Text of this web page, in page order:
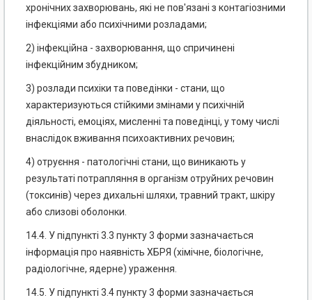
хронічних захворювань, які не пов'язані з контагіозними
інфекціями або психічними розладами;
2) інфекційна - захворювання, що спричинені
інфекційним збудником;
3) розлади психіки та поведінки - стани, що
характеризуються стійкими змінами у психічній
діяльності, емоціях, мисленні та поведінці, у тому числі
внаслідок вживання психоактивних речовин;
4) отруєння - патологічні стани, що виникають у
результаті потрапляння в організм отруйних речовин
(токсинів) через дихальні шляхи, травний тракт, шкіру
або слизові оболонки.
14.4. У підпункті 3.3 пункту 3 форми зазначається
інформація про наявність ХБРЯ (хімічне, біологічне,
радіологічне, ядерне) ураження.
14.5. У підпункті 3.4 пункту 3 форми зазначається